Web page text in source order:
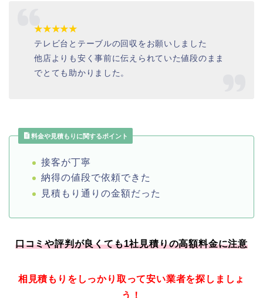
★★★★★
テレビ台とテーブルの回収をお願いしました
他店よりも安く事前に伝えられていた値段のまま
でとても助かりました。
料金や見積もりに関するポイント
接客が丁寧
納得の値段で依頼できた
見積もり通りの金額だった
口コミや評判が良くても1社見積りの高額料金に注意
相見積もりをしっかり取って安い業者を探しましょ
う！